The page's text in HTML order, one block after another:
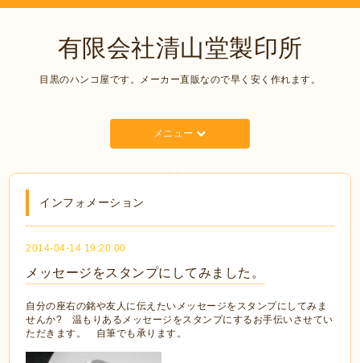
有限会社清山堂製印所
目黒のハンコ屋です。メーカー直販なので早く安く作れます。
メニュー
インフォメーション
2014-04-14 19:20:00
メッセージをスタンプにしてみました。
自分の座右の銘や友人に伝えたいメッセージをスタンプにしてみま
せんか? 温もりあるメッセージをスタンプにするお手伝いさせてい
ただきます。 自筆でも承ります。